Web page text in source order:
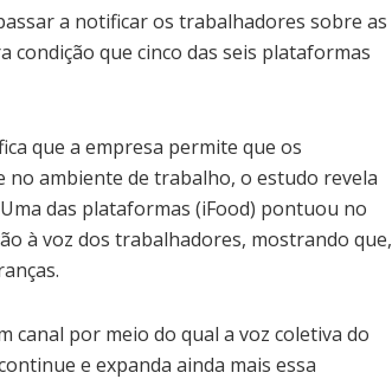
a notificar os trabalhadores sobre as
que cinco das seis plataformas
que a empresa permite que os
ambiente de trabalho, o estudo revela
das plataformas (iFood) pontuou no
à voz dos trabalhadores, mostrando que,
canal por meio do qual a voz coletiva do
e expanda ainda mais essa